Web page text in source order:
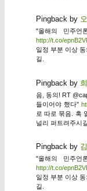
Pingback by
"올해의 민주
http://t.co/
일정 부분 이상
길.
Pingback by
음, 동의! RT
들이어야 했다"
로 따로 묶음. 혹
널리 퍼트려주시
Pingback by
"올해의 민주
http://t.co/
일정 부분 이상
길.